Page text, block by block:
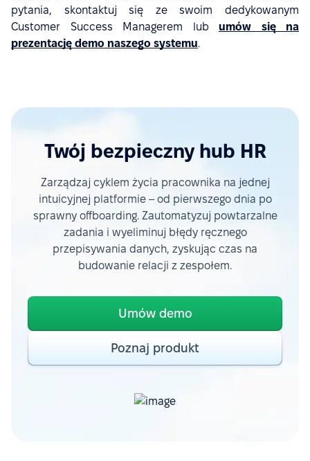
pytania, skontaktuj się ze swoim dedykowanym
Customer Success Managerem lub umów się na
prezentację demo naszego systemu.
Twój bezpieczny hub HR
Zarządzaj cyklem życia pracownika na jednej
intuicyjnej platformie – od pierwszego dnia po
sprawny offboarding. Zautomatyzuj powtarzalne
zadania i wyeliminuj błędy ręcznego
przepisywania danych, zyskując czas na
budowanie relacji z zespołem.
Umów demo
Poznaj produkt